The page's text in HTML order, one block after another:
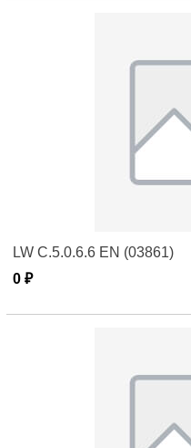
LW C.5.0.6.6 EN (03861)
0 ₽